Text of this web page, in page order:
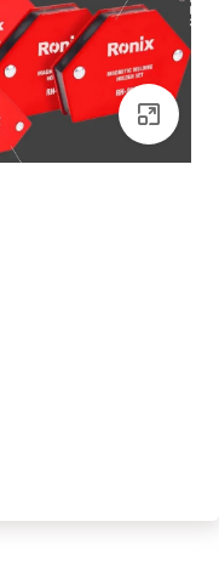
بزرگنمایی تصویر